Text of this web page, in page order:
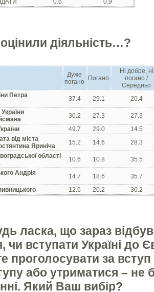
0.6 0.9
діяльність…?
Дуже
погано
Погано
Ні добре, ні
погано /
Середньо
Петра
37.4 29.1
20.4
30.2 27.3
27.3
49.7 29.0
14.5
від міста
Яриніча
15.2 14.6
28.3
області
10.6 10.8
35.5
Андрія
14.7 18.6
35.7
12.6 20.2 36.2
ласка, що зараз
чи вступати Україні до
проголосувати за
або утриматися – не
Який Ваш вибір?